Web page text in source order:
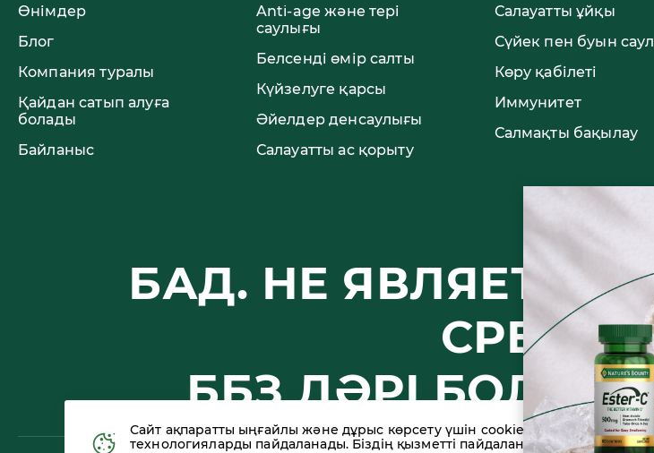
Өнімдер
Блог
Компания туралы
Қайдан сатып алуға
болады
Байланыс
Anti-age және тері
саулығы
Белсенді өмір салты
Күйзелуге қарсы
Әйелдер денсаулығы
Салауатты ас қорыту
Салауатты ұйқы
Сүйек пен буын
Көру қабілеті
Иммунитет
Салмақты бақылау
БАД. НЕ ЯВЛЯЕТСЯ
ББЗ ДӘРІ
Сайт ақпаратты ыңғайлы және дұрыс көрсету үшін cookie файлдарын және
технологияларды пайдаланады. Біздің қызметті пайдалану арқылы сіз